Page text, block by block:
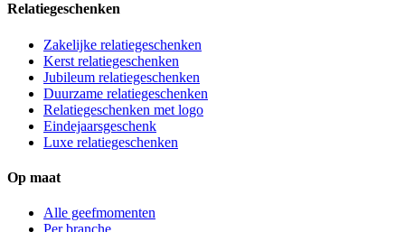
Relatiegeschenken
Zakelijke relatiegeschenken
Kerst relatiegeschenken
Jubileum relatiegeschenken
Duurzame relatiegeschenken
Relatiegeschenken met logo
Eindejaarsgeschenk
Luxe relatiegeschenken
Op maat
Alle geefmomenten